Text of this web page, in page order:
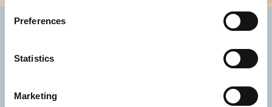
Preferences
Statistics
Marketing
Veterinärer & djurbutiker i södra
Här kan du hitta södra Bohusläns bästa djuraffärer och om